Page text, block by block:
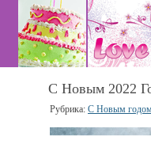
С Новым 2022
Рубрика: С Новым